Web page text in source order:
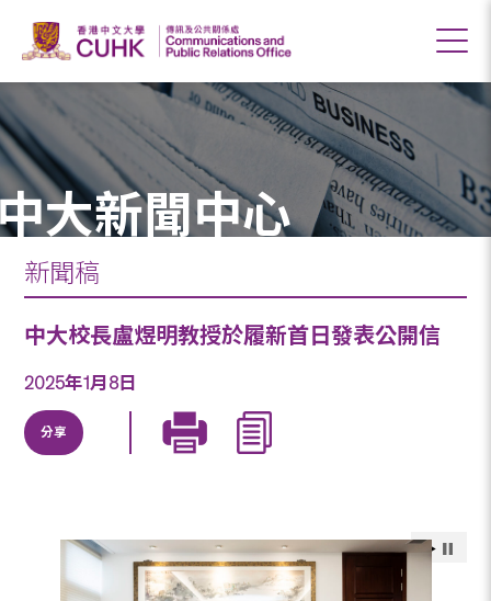
大新聞中心
新聞稿
中大校長盧煜明教授於履新首日發表公開信
2025年1月8日
分享